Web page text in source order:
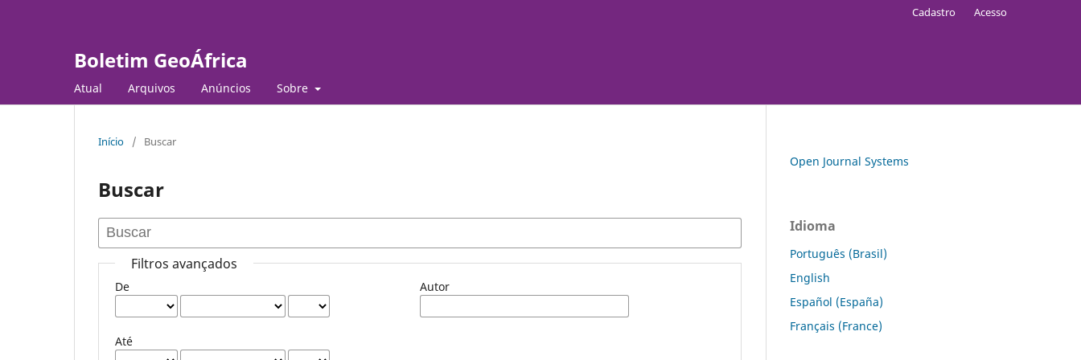
Boletim GeoÁfrica
Atual Arquivos Anúncios Sobre
Cadastro Acesso
Início / Buscar
Buscar
Filtros avançados
De
Até
Autor
Open Journal Systems
Idioma
Português (Brasil)
English
Español (España)
Français (France)